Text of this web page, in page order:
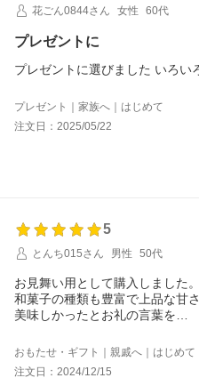
花ごん0844さん
女性 60代
プレゼントに
プレゼントに選びました いろい
プレゼント｜家族へ｜はじめて
注文日：2025/05/22
5
とんち015さん
男性 50代
お見舞い用として購入しました。
和菓子の種類も豊富で上品な甘
美味しかったとお礼の言葉を
おもたせ・ギフト｜親戚へ｜はじめて
注文日：2024/12/15